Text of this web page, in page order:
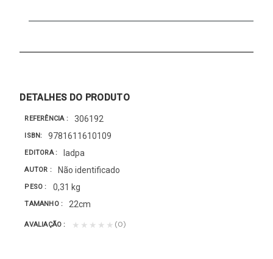
DETALHES DO PRODUTO
REFERÊNCIA 306192
ISBN 9781611610109
EDITORA Iadpa
AUTOR Não identificado
PESO 0,31 kg
TAMANHO 22cm
AVALIAÇÃO ★★★★★ (0)